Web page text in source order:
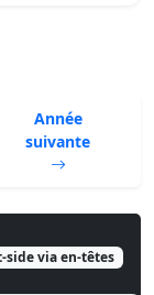
Année
suivante
side via en-têtes